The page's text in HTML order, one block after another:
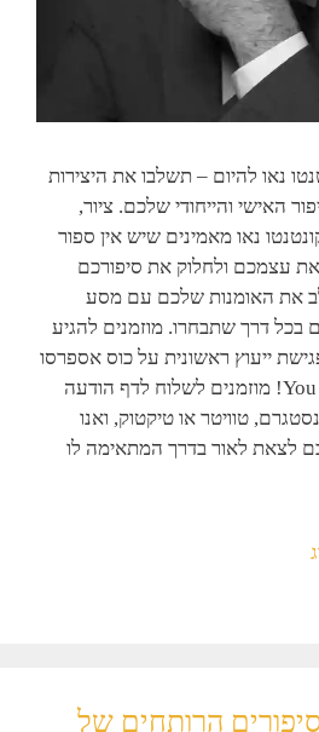
נאו להיום – תשלבו את היצירות
האישי והייחודי שלכם. ציור,
נאו מאמינים שיש אין ספור
את עצמכם ולחלוק את סיפורכם
את האומנות שלכם עם מסע
בכל דרך שתבחרו. מוזמנים להגיע
ייעוץ ראשונית על כוס אספרסו
חמה. You are a Best Seller! מוזמנים לשלוח לדף הודעה
טוויטר או טיקטוק, ואנו
לצאת לאור בדרך המתאימה לו
הרותחים של